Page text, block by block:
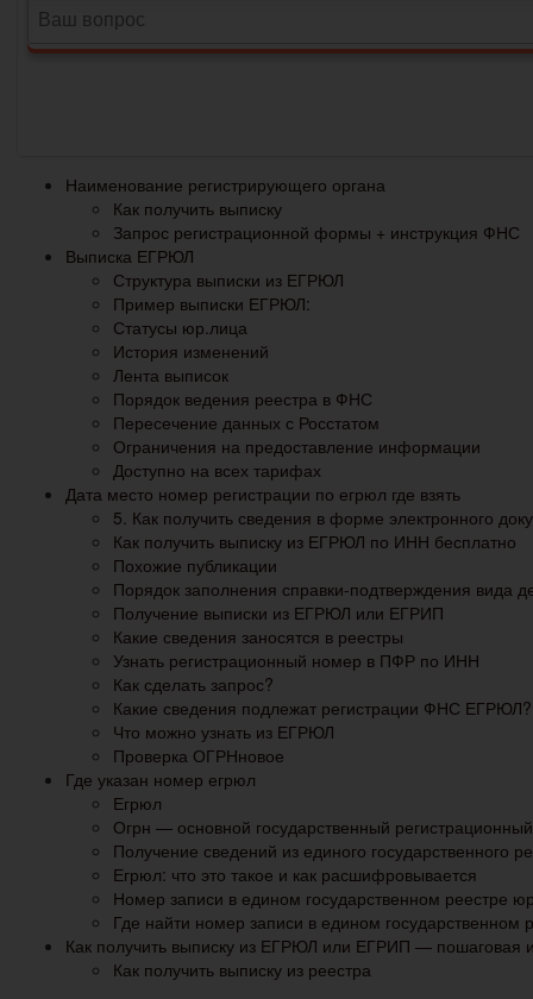
Наименование регистрирующего органа
Как получить выписку
Запрос регистрационной формы + инструкция ФНС
Выписка ЕГРЮЛ
Структура выписки из ЕГРЮЛ
Пример выписки ЕГРЮЛ:
Статусы юр.лица
История изменений
Лента выписок
Порядок ведения реестра в ФНС
Пересечение данных с Росстатом
Ограничения на предоставление информации
Доступно на всех тарифах
Дата место номер регистрации по егрюл где взять
5. Как получить сведения в форме электронного
Как получить выписку из ЕГРЮЛ по ИНН бесплатно
Похожие публикации
Порядок заполнения справки-подтверждения вида
Получение выписки из ЕГРЮЛ или ЕГРИП
Какие сведения заносятся в реестры
Узнать регистрационный номер в ПФР по ИНН
Как сделать запрос?
Какие сведения подлежат регистрации ФНС ЕГРЮЛ?
Что можно узнать из ЕГРЮЛ
Проверка ОГРНновое
Где указан номер егрюл
Егрюл
Огрн — основной государственный
Получение сведений из единого государственного
Егрюл: что это такое и как расшифровывается
Номер записи в едином государственном реестре
Где найти номер записи в едином государственном
Как получить выписку из ЕГРЮЛ или ЕГРИП — пошаговая
Как получить выписку из реестра